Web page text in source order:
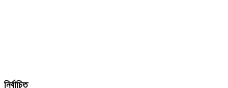
নির্বাচিত